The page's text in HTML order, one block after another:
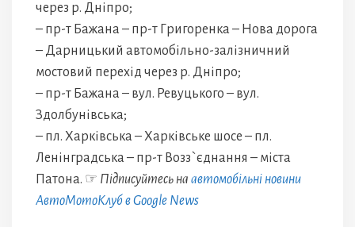
через р. Дніпро;
– пр-т Бажана – пр-т Григоренка – Нова дорога
– Дарницький автомобільно-залізничний
мостовий перехід через р. Дніпро;
– пр-т Бажана – вул. Ревуцького – вул.
Здолбунівська;
– пл. Харківська – Харківське шосе – пл.
Ленінградська – пр-т Возз`єднання – міста
Патона. ☞ Підписуйтесь на автомобільні новини
АвтоМотоКлуб в Google News